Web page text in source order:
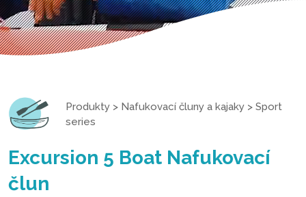
Produkty > Nafukovací čluny a kajaky > Sport
series
Excursion 5 Boat Nafukovací
člun